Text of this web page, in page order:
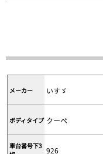
メーカー いすゞ
ボディタイプ クーペ
車台番号下3 926